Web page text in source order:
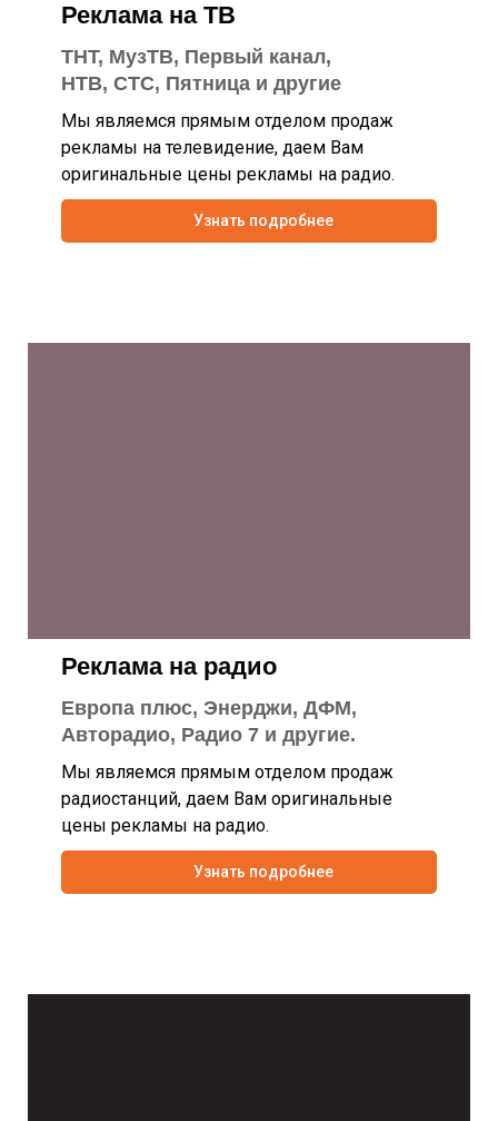
Реклама на ТВ
ТНТ, МузТВ, Первый канал,
НТВ, СТС, Пятница и другие
Мы являемся прямым отделом продаж
рекламы на телевидение, даем Вам
оригинальные цены рекламы на радио.
Узнать подробнее
Реклама на радио
Европа плюс, Энерджи, ДФМ,
Авторадио, Радио 7 и другие.
Мы являемся прямым отделом продаж
радиостанций, даем Вам оригинальные
цены рекламы на радио.
Узнать подробнее